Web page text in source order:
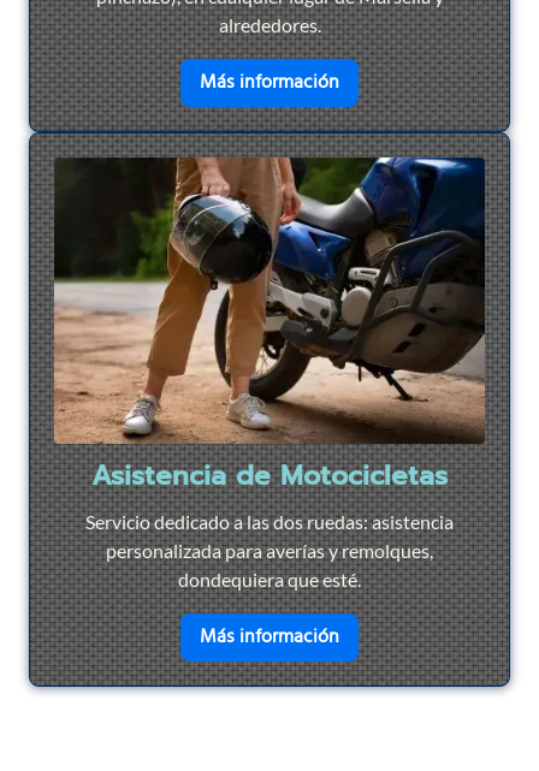
alrededores.
Más informaciónen savoir plus sur
Asistencia de Motocicletas
Servicio dedicado a las dos ruedas: asistencia
personalizada para averías y remolques,
dondequiera que esté.
Más informaciónen savoir plus sur